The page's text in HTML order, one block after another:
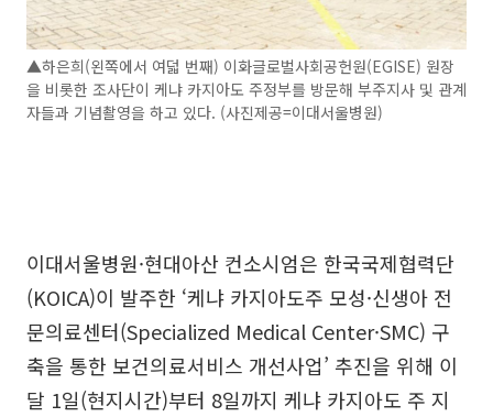
▲하은희(왼쪽에서 여덟 번째) 이화글로벌사회공헌원(EGISE) 원장
을 비롯한 조사단이 케냐 카지아도 주정부를 방문해 부주지사 및 관계
자들과 기념촬영을 하고 있다. (사진제공=이대서울병원)
이대서울병원·현대아산 컨소시엄은 한국국제협력단
(KOICA)이 발주한 ‘케냐 카지아도주 모성·신생아 전
문의료센터(Specialized Medical Center·SMC) 구
축을 통한 보건의료서비스 개선사업’ 추진을 위해 이
달 1일(현지시간)부터 8일까지 케냐 카지아도 주 지